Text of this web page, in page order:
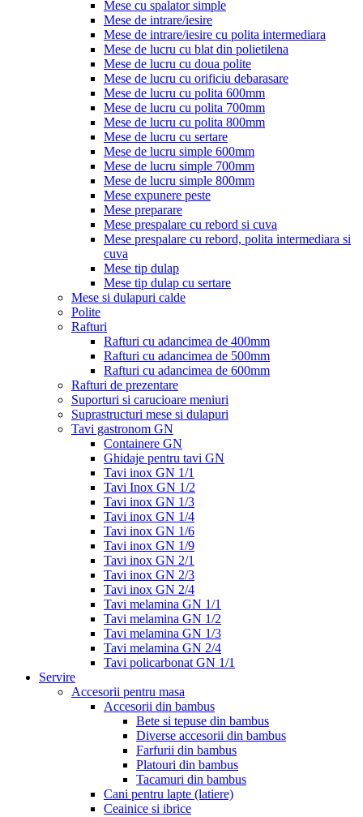
Mese cu spalator simple
Mese de intrare/iesire
Mese de intrare/iesire cu polita intermediara
Mese de lucru cu blat din polietilena
Mese de lucru cu doua polite
Mese de lucru cu orificiu debarasare
Mese de lucru cu polita 600mm
Mese de lucru cu polita 700mm
Mese de lucru cu polita 800mm
Mese de lucru cu sertare
Mese de lucru simple 600mm
Mese de lucru simple 700mm
Mese de lucru simple 800mm
Mese expunere peste
Mese preparare
Mese prespalare cu rebord si cuva
Mese prespalare cu rebord, polita intermediara si
cuva
Mese tip dulap
Mese tip dulap cu sertare
Mese si dulapuri calde
Polite
Rafturi
Rafturi cu adancimea de 400mm
Rafturi cu adancimea de 500mm
Rafturi cu adancimea de 600mm
Rafturi de prezentare
Suporturi si carucioare meniuri
Suprastructuri mese si dulapuri
Tavi gastronom GN
Containere GN
Ghidaje pentru tavi GN
Tavi inox GN 1/1
Tavi Inox GN 1/2
Tavi inox GN 1/3
Tavi inox GN 1/4
Tavi inox GN 1/6
Tavi inox GN 1/9
Tavi inox GN 2/1
Tavi inox GN 2/3
Tavi inox GN 2/4
Tavi melamina GN 1/1
Tavi melamina GN 1/2
Tavi melamina GN 1/3
Tavi melamina GN 2/4
Tavi policarbonat GN 1/1
Servire
Accesorii pentru masa
Accesorii din bambus
Bete si tepuse din bambus
Diverse accesorii din bambus
Farfurii din bambus
Platouri din bambus
Tacamuri din bambus
Cani pentru lapte (latiere)
Ceainice si ibrice